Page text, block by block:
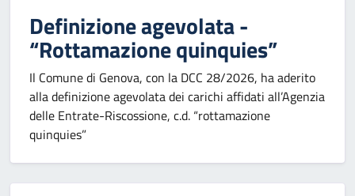
Definizione agevolata -
“Rottamazione quinquies”
Il Comune di Genova, con la DCC 28/2026, ha aderito
alla definizione agevolata dei carichi affidati all’Agenzia
delle Entrate-Riscossione, c.d. “rottamazione
quinquies”